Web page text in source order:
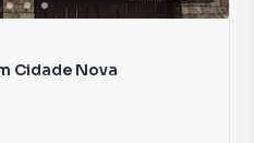
Cidade Nova